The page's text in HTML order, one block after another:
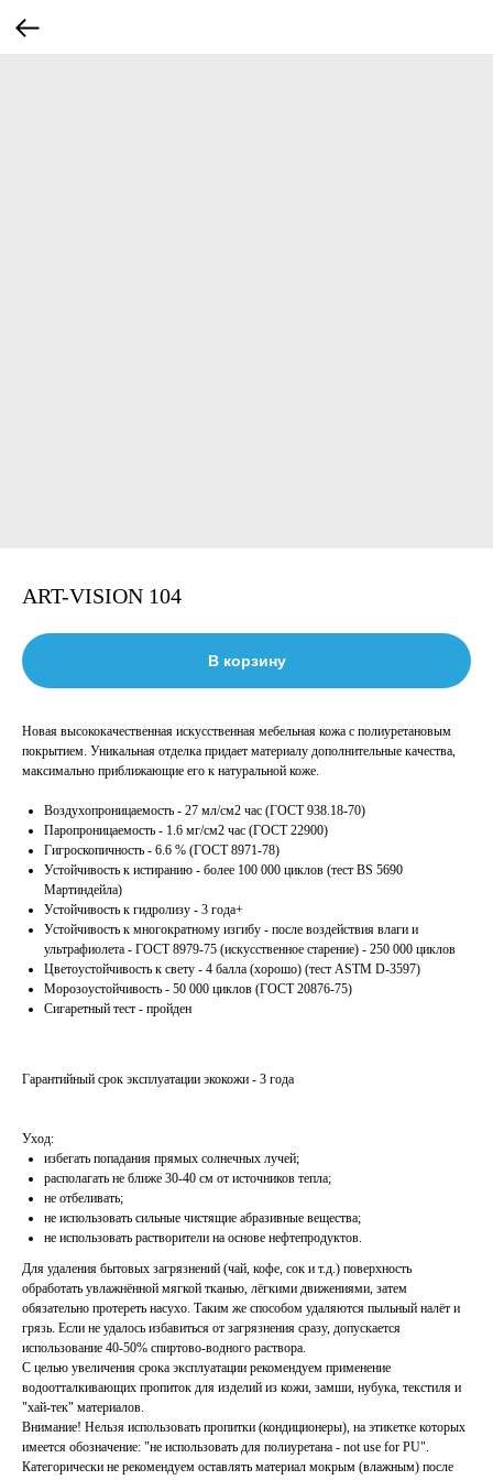
ART-VISION 104
В корзину
Новая высококачественная искусственная мебельная кожа с полиуретановым
покрытием. Уникальная отделка придает материалу дополнительные качества,
максимально приближающие его к натуральной коже.
Воздухопроницаемость - 27 мл/см2 час (ГОСТ 938.18-70)
Паропроницаемость - 1.6 мг/см2 час (ГОСТ 22900)
Гигроскопичность - 6.6 % (ГОСТ 8971-78)
Устойчивость к истиранию - более 100 000 циклов (тест BS 5690
Мартиндейла)
Устойчивость к гидролизу - 3 года+
Устойчивость к многократному изгибу - после воздействия влаги и
ультрафиолета - ГОСТ 8979-75 (искусственное старение) - 250 000 циклов
Цветоустойчивость к свету - 4 балла (хорошо) (тест ASTM D-3597)
Морозоустойчивость - 50 000 циклов (ГОСТ 20876-75)
Сигаретный тест - пройден
Гарантийный срок эксплуатации экокожи - 3 года
Уход:
избегать попадания прямых солнечных лучей;
располагать не ближе 30-40 см от источников тепла;
не отбеливать;
не использовать сильные чистящие абразивные вещества;
не использовать растворители на основе нефтепродуктов.
Для удаления бытовых загрязнений (чай, кофе, сок и т.д.) поверхность
обработать увлажнённой мягкой тканью, лёгкими движениями, затем
обязательно протереть насухо. Таким же способом удаляются пыльный налёт и
грязь. Если не удалось избавиться от загрязнения сразу, допускается
использование 40-50% спиртово-водного раствора.
С целью увеличения срока эксплуатации рекомендуем применение
водоотталкивающих пропиток для изделий из кожи, замши, нубука, текстиля и
"хай-тек" материалов.
Внимание! Нельзя использовать пропитки (кондиционеры), на этикетке которых
имеется обозначение: "не использовать для полиуретана - not use for PU".
Категорически не рекомендуем оставлять материал мокрым (влажным) после